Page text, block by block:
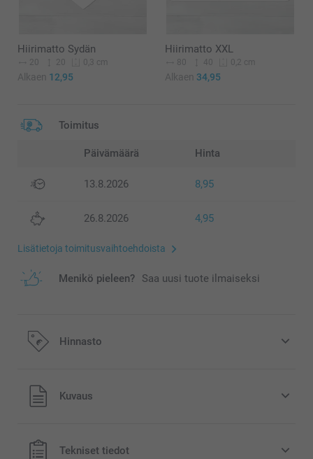
Hiirimatto Sydän
20 20 0,3 cm
Alkaen 12,95
Hiirimatto XXL
80 40 0,2 cm
Alkaen 34,95
Toimitus
Päivämäärä Hinta
13.8.2026 8,95
26.8.2026 4,95
Lisätietoja toimitusvaihtoehdoista
Menikö pieleen? Saa uusi tuote ilmaiseksi
Hinnasto
Kaikki hinnat ovat euroina, sisältävät arvonlisäveron ja
eivät sisällä postikuluja.
Kuvaus
Tekniset tiedot